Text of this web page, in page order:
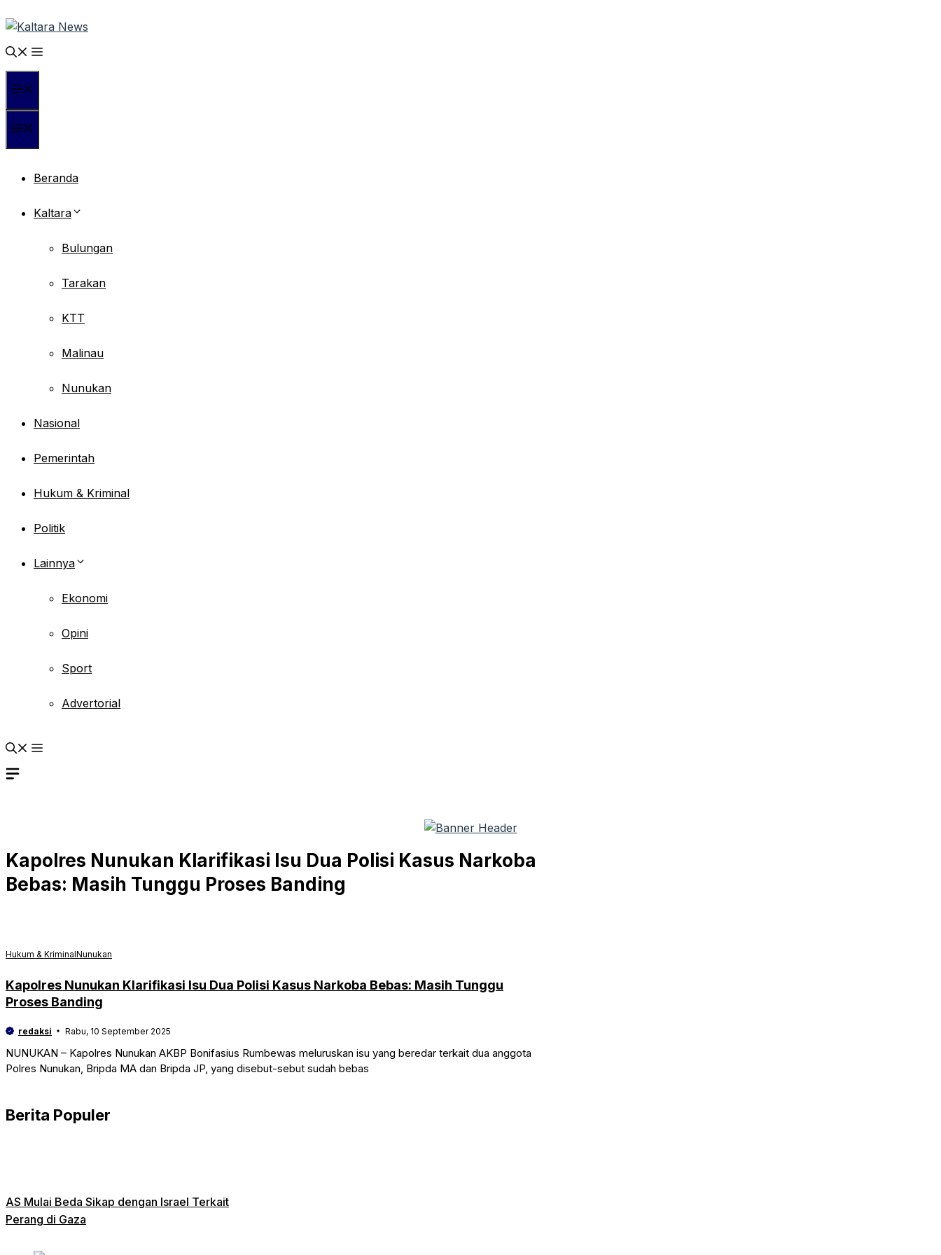
ke
isi
Beranda
Kaltara
Bulungan
Tarakan
KTT
Malinau
Nunukan
Nasional
Pemerintah
Hukum & Kriminal
Politik
Lainnya
Ekonomi
Opini
Sport
Advertorial
Kapolres Nunukan Klarifikasi Isu Dua Polisi Kasus Narkoba
Bebas: Masih Tunggu Proses Banding
Hukum & KriminalNunukan
Kapolres Nunukan Klarifikasi Isu Dua Polisi Kasus Narkoba Bebas: Masih Tunggu
Proses Banding
redaksi Rabu, 10 September 2025
NUNUKAN – Kapolres Nunukan AKBP Bonifasius Rumbewas meluruskan isu yang beredar terkait dua anggota
Polres Nunukan, Bripda MA dan Bripda JP, yang disebut-sebut sudah bebas
Berita Populer
AS Mulai Beda Sikap dengan Israel Terkait
Perang di Gaza